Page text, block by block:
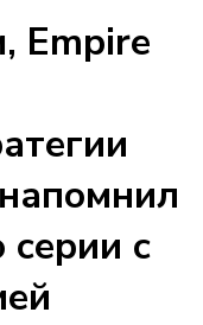
Empire
с